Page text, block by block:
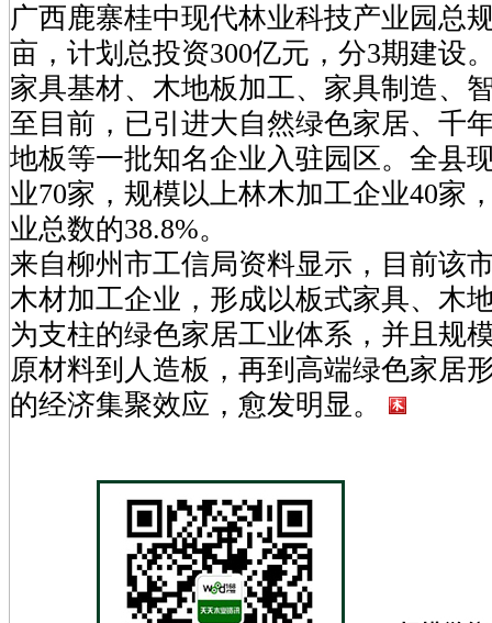
广西鹿寨桂中现代林业科技产业园总
亩，计划总投资300亿元，分3期建设
家具基材、木地板加工、家具制造、
至目前，已引进大自然绿色家居、千
地板等一批知名企业入驻园区。全县
业70家，规模以上林木加工企业40家
业总数的38.8%。
来自柳州市工信局资料显示，目前该
木材加工企业，形成以板式家具、木
为支柱的绿色家居工业体系，并且规
原材料到人造板，再到高端绿色家居
的经济集聚效应，愈发明显。